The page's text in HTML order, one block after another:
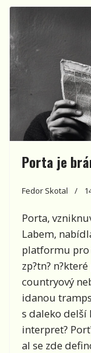
Porta je
Fedor Skotal
Porta,
Labem,
platformu pro
zp?tn?
countryový
idanou
s daleko
interpret?
al se zde